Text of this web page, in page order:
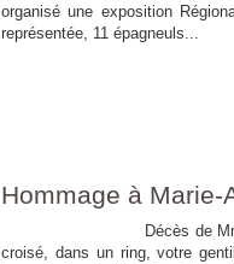
organisé une exposition
représentée, 11 épagneuls...
Hommage à Marie-
Décès de Mme Marie-
croisé, dans un ring, votre